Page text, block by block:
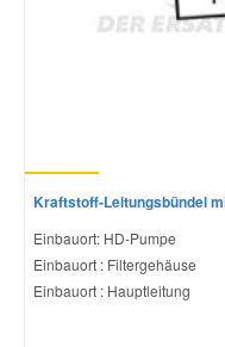
Kraftstoff-Leitungsbündel
Einbauort: HD-Pumpe
Einbauort : Filtergehäuse
Einbauort : Hauptleitung